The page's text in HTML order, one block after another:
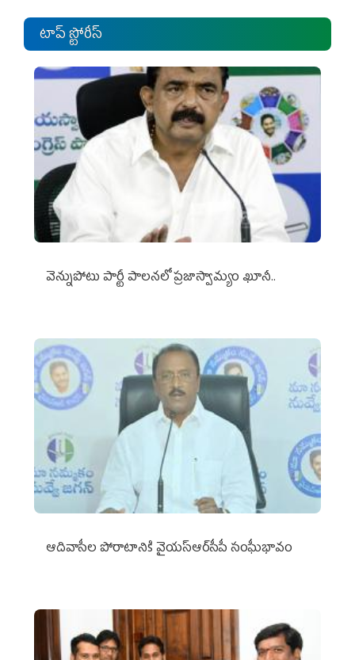
టాప్ స్టోరీస్
వెన్నుపోటు పార్టీ పాలనలో ప్రజాస్వామ్యం ఖూనీ..
ఆదివాసీల పోరాటానికి వైయ‌స్ఆర్‌సీపీ సంఘీభావం